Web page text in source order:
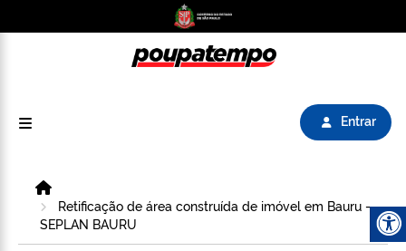
Entrar
Retificação de área construída de imóvel em Bauru -
SEPLAN BAURU